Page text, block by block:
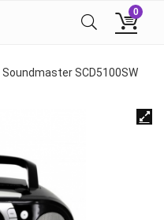
0
Soundmaster SCD5100SW